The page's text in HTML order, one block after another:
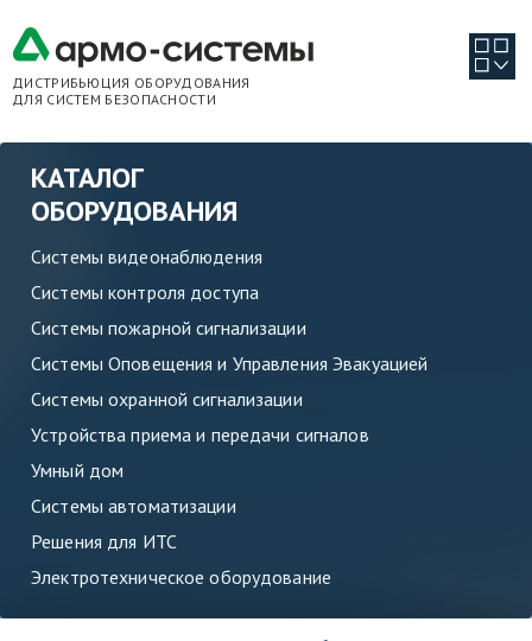
ДИСТРИБЬЮЦИЯ ОБОРУДОВАНИЯ
ДЛЯ СИСТЕМ БЕЗОПАСНОСТИ
КАТАЛОГ
ОБОРУДОВАНИЯ
Системы видеонаблюдения
Системы контроля доступа
Системы пожарной сигнализации
Системы Оповещения и Управления Эвакуацией
Системы охранной сигнализации
Устройства приема и передачи сигналов
Умный дом
Системы автоматизации
Решения для ИТС
Электротехническое оборудование